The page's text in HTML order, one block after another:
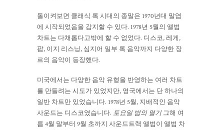
돌이켜보면 클래식 록 시대의 종말은 1970년대 말엽
에 시작되었음을 감지할 수 있다. 1978년 5월의 앨범
차트는 다채롭다고밖에 할 수 없었다. 디스코, 레게,
팝, 이지 리스닝, 심지어 일부 록 음악까지 다양한 장
르의 음악이 등장했다.
미국에서는 다양한 음악 유형을 반영하는 여러 차트
를 만들려는 시도가 있었지만, 영국에서는 단 하나의
일반 차트만 있었습니다. 1978년 5월, 지배적인 음악
사운드는 디스코였습니다. 토요일 밤의 열기그해 여
름 4월 말부터 9월 초까지 사운드트랙 앨범이 앨범 차